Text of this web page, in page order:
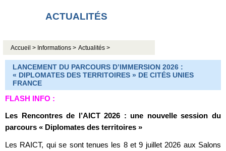
ACTUALITÉS
Accueil > Informations > Actualités >
LANCEMENT DU PARCOURS D’IMMERSION 2026 :
« DIPLOMATES DES TERRITOIRES » DE CITÉS UNIES
FRANCE
FLASH INFO :
Les Rencontres de l’AICT 2026 : une nouvelle session du
parcours « Diplomates des territoires »
Les RAICT, qui se sont tenues les 8 et 9 juillet 2026 aux Salons